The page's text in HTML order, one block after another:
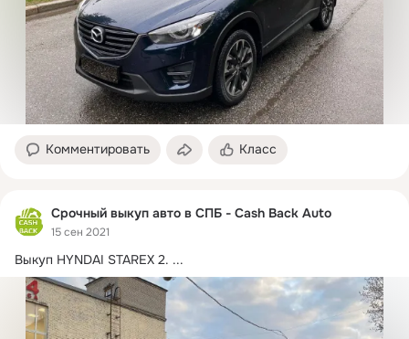
Комментировать Класс
Срочный выкуп авто в СПБ - Cash Back Auto
15 сен 2021
Выкуп HYNDAI STAREX 2. ...